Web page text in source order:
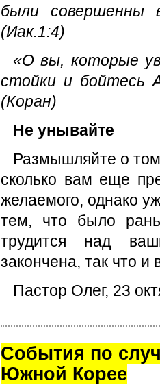
были совершенны
(Иак.1:4)
«О вы, которые
стойки и бойтесь
(Коран)
Не унывайте
Размышляйте о
сколько вам еще
желаемого, однако
тем, что было
трудится над
закончена, так что и
Пастор Олег, 23
Cобытия по
Южной Корее